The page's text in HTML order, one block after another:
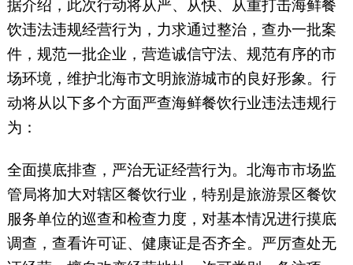
据介绍，此次行动将从严、从快、从重打击海鲜餐
饮违法违规经营行为，力求通过整治，查办一批案
件，规范一批企业，营造诚信守法、规范有序的市
场环境，维护北海市文明旅游城市的良好形象。行
动将从以下多个方面严查海鲜餐饮行业违法违规行
为：
全面摸底排查，严治无证经营行为。北海市市场监
管局将加大对辖区餐饮行业，特别是旅游景区餐饮
服务单位的巡查和检查力度，对基本情况进行摸底
调查，查看许可证、健康证是否齐全。严厉查处无